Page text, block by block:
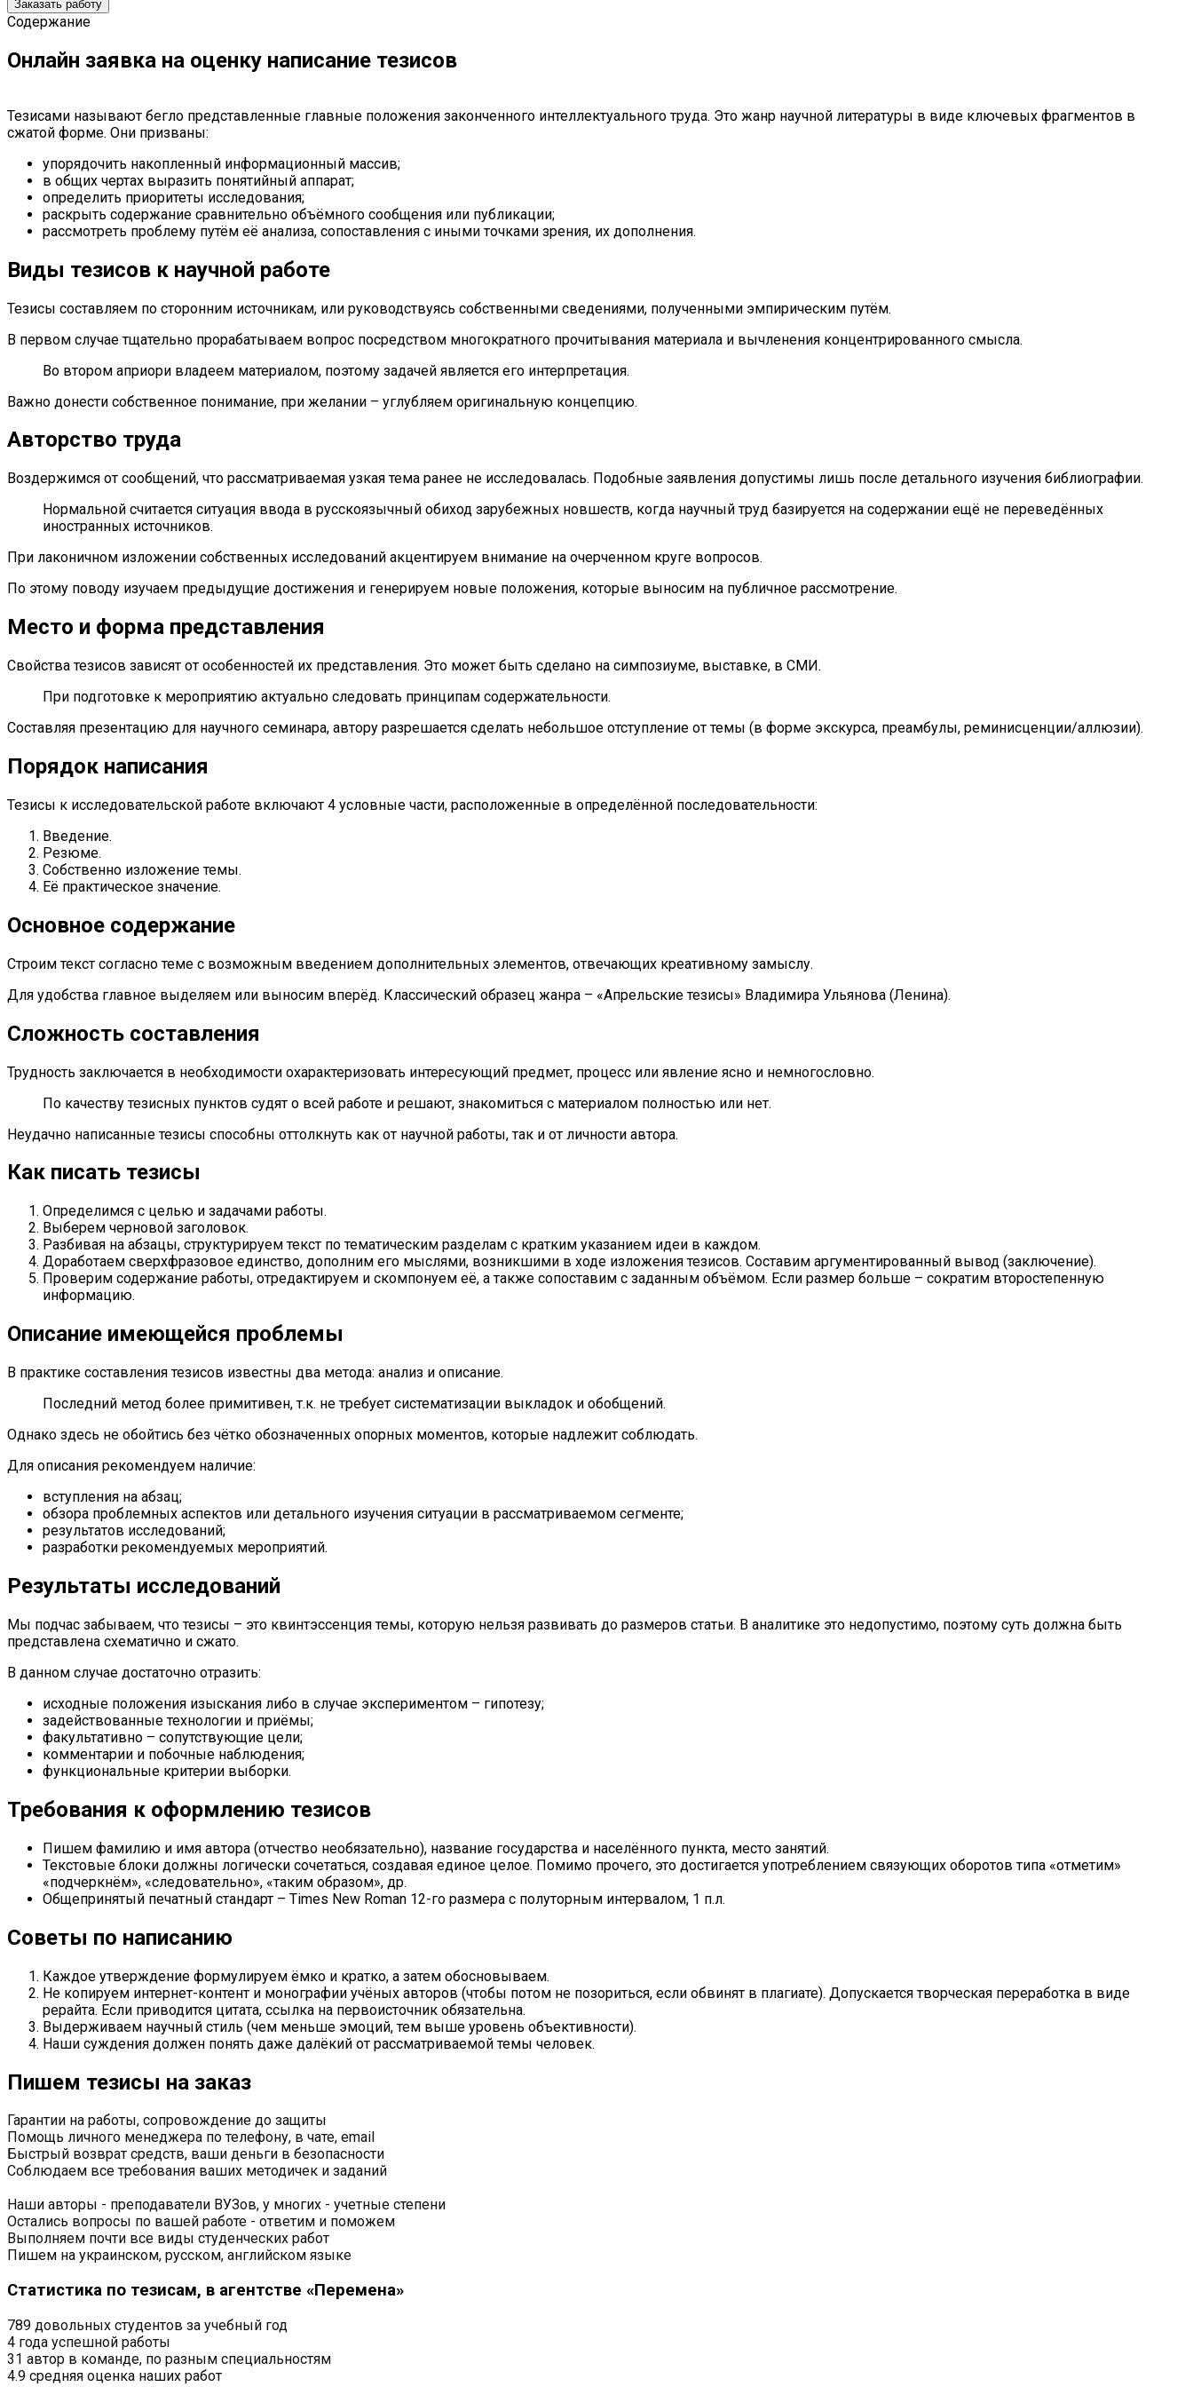
Заказать работу
Содержание
Онлайн заявка на оценку написание тезисов
Тезисами называют бегло представленные главные положения законченного интеллектуального труда. Это жанр научной литературы в виде ключевых фрагментов в
сжатой форме. Они призваны:
упорядочить накопленный информационный массив;
в общих чертах выразить понятийный аппарат;
определить приоритеты исследования;
раскрыть содержание сравнительно объёмного сообщения или публикации;
рассмотреть проблему путём её анализа, сопоставления с иными точками зрения, их дополнения.
Виды тезисов к научной работе
Тезисы составляем по сторонним источникам, или руководствуясь собственными сведениями, полученными эмпирическим путём.
В первом случае тщательно прорабатываем вопрос посредством многократного прочитывания материала и вычленения концентрированного смысла.
Во втором априори владеем материалом, поэтому задачей является его интерпретация.
Важно донести собственное понимание, при желании – углубляем оригинальную концепцию.
Авторство труда
Воздержимся от сообщений, что рассматриваемая узкая тема ранее не исследовалась. Подобные заявления допустимы лишь после детального изучения библиографии.
Нормальной считается ситуация ввода в русскоязычный обиход зарубежных новшеств, когда научный труд базируется на содержании ещё не переведённых
иностранных источников.
При лаконичном изложении собственных исследований акцентируем внимание на очерченном круге вопросов.
По этому поводу изучаем предыдущие достижения и генерируем новые положения, которые выносим на публичное рассмотрение.
Место и форма представления
Свойства тезисов зависят от особенностей их представления. Это может быть сделано на симпозиуме, выставке, в СМИ.
При подготовке к мероприятию актуально следовать принципам содержательности.
Составляя презентацию для научного семинара, автору разрешается сделать небольшое отступление от темы (в форме экскурса, преамбулы, реминисценции/аллюзии).
Порядок написания
Тезисы к исследовательской работе включают 4 условные части, расположенные в определённой последовательности:
Введение.
Резюме.
Собственно изложение темы.
Её практическое значение.
Основное содержание
Строим текст согласно теме с возможным введением дополнительных элементов, отвечающих креативному замыслу.
Для удобства главное выделяем или выносим вперёд. Классический образец жанра – «Апрельские тезисы» Владимира Ульянова (Ленина).
Сложность составления
Трудность заключается в необходимости охарактеризовать интересующий предмет, процесс или явление ясно и немногословно.
По качеству тезисных пунктов судят о всей работе и решают, знакомиться с материалом полностью или нет.
Неудачно написанные тезисы способны оттолкнуть как от научной работы, так и от личности автора.
Как писать тезисы
Определимся с целью и задачами работы.
Выберем черновой заголовок.
Разбивая на абзацы, структурируем текст по тематическим разделам с кратким указанием идеи в каждом.
Доработаем сверхфразовое единство, дополним его мыслями, возникшими в ходе изложения тезисов. Составим аргументированный вывод (заключение).
Проверим содержание работы, отредактируем и скомпонуем её, а также сопоставим с заданным объёмом. Если размер больше – сократим второстепенную
информацию.
Описание имеющейся проблемы
В практике составления тезисов известны два метода: анализ и описание.
Последний метод более примитивен, т.к. не требует систематизации выкладок и обобщений.
Однако здесь не обойтись без чётко обозначенных опорных моментов, которые надлежит соблюдать.
Для описания рекомендуем наличие:
вступления на абзац;
обзора проблемных аспектов или детального изучения ситуации в рассматриваемом сегменте;
результатов исследований;
разработки рекомендуемых мероприятий.
Результаты исследований
Мы подчас забываем, что тезисы – это квинтэссенция темы, которую нельзя развивать до размеров статьи. В аналитике это недопустимо, поэтому суть должна быть
представлена схематично и сжато.
В данном случае достаточно отразить:
исходные положения изыскания либо в случае экспериментом – гипотезу;
задействованные технологии и приёмы;
факультативно – сопутствующие цели;
комментарии и побочные наблюдения;
функциональные критерии выборки.
Требования к оформлению тезисов
Пишем фамилию и имя автора (отчество необязательно), название государства и населённого пункта, место занятий.
Текстовые блоки должны логически сочетаться, создавая единое целое. Помимо прочего, это достигается употреблением связующих оборотов типа «отметим»
«подчеркнём», «следовательно», «таким образом», др.
Общепринятый печатный стандарт – Times New Roman 12-го размера с полуторным интервалом, 1 п.л.
Советы по написанию
Каждое утверждение формулируем ёмко и кратко, а затем обосновываем.
Не копируем интернет-контент и монографии учёных авторов (чтобы потом не позориться, если обвинят в плагиате). Допускается творческая переработка в виде
рерайта. Если приводится цитата, ссылка на первоисточник обязательна.
Выдерживаем научный стиль (чем меньше эмоций, тем выше уровень объективности).
Наши суждения должен понять даже далёкий от рассматриваемой темы человек.
Пишем тезисы на заказ
Гарантии на работы, сопровождение до защиты
Помощь личного менеджера по телефону, в чате, email
Быстрый возврат средств, ваши деньги в безопасности
Соблюдаем все требования ваших методичек и заданий
Наши авторы - преподаватели ВУЗов, у многих - учетные степени
Остались вопросы по вашей работе - ответим и поможем
Выполняем почти все виды студенческих работ
Пишем на украинском, русском, английском языке
Статистика по тезисам, в агентстве «Перемена»
789 довольных студентов за учебный год
4 года успешной работы
31 автор в команде, по разным специальностям
4.9 средняя оценка наших работ